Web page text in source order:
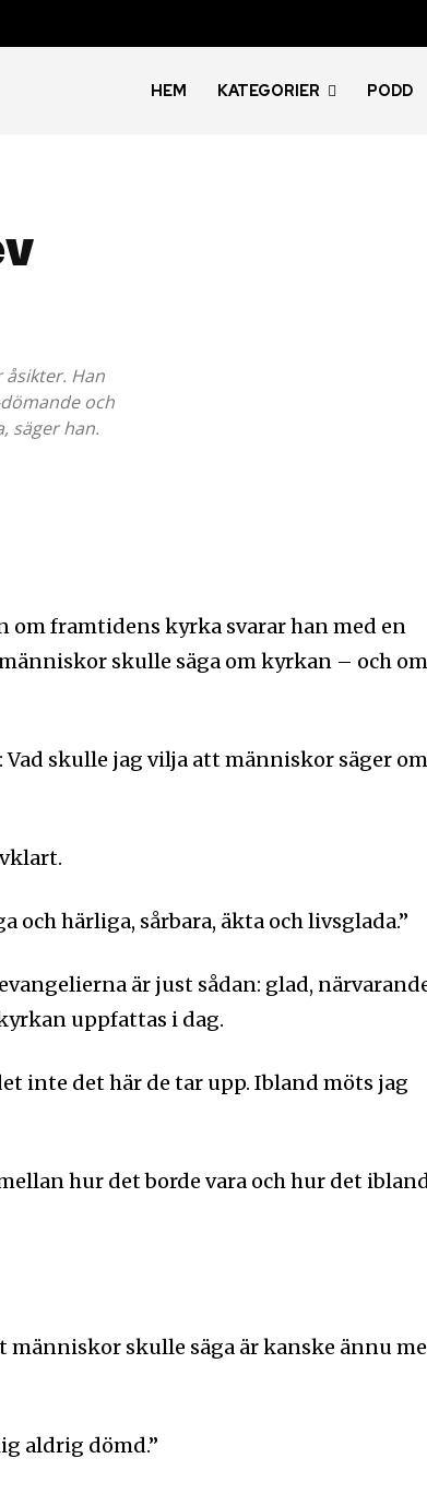
HEM KATEGORIER PODD
Han
och
säger han.
om framtidens kyrka svarar han med en
skulle säga om kyrkan – och
skulle jag vilja att människor säger
och härliga, sårbara, äkta och livsglada.”
är just sådan: glad,
uppfattas i dag.
inte det här de tar upp. Ibland möts jag
hur det borde vara och hur det
människor skulle säga är kanske ännu
aldrig dömd.”